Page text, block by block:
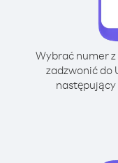
Wybrać numer
zadzwonić do